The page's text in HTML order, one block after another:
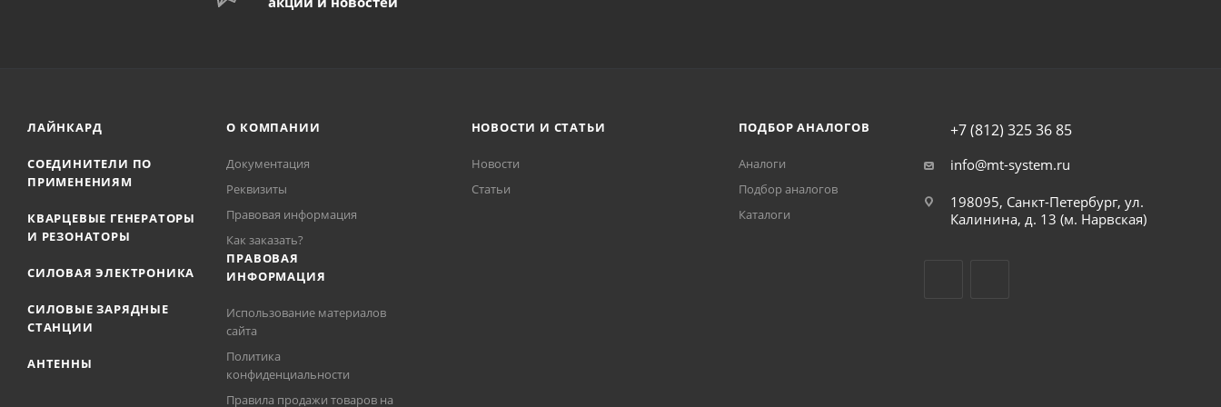
ЛАЙНКАРД
СОЕДИНИТЕЛИ ПО
ПРИМЕНЕНИЯМ
КВАРЦЕВЫЕ ГЕНЕРАТОРЫ
И РЕЗОНАТОРЫ
СИЛОВАЯ ЭЛЕКТРОНИКА
СИЛОВЫЕ ЗАРЯДНЫЕ
СТАНЦИИ
АНТЕННЫ
О КОМПАНИИ
Документация
Реквизиты
Правовая информация
Как заказать?
ПРАВОВАЯ
ИНФОРМАЦИЯ
Использование материалов
сайта
Политика
конфиденциальности
Правила продажи товаров на
НОВОСТИ И СТАТЬИ
Новости
Статьи
ПОДБОР АНАЛОГОВ
Аналоги
Подбор аналогов
Каталоги
+7 (812) 325 36 85
info@mt-system.ru
198095, Санкт-Петербург, ул.
Калинина, д. 13 (м. Нарвская)